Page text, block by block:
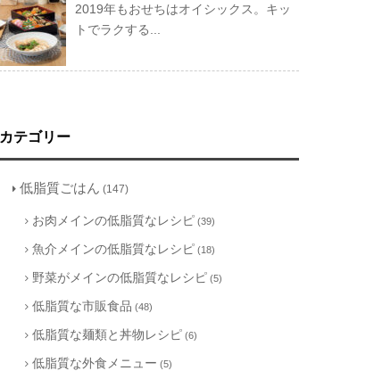
2019年もおせちはオイシックス。キッ
トでラクする...
カテゴリー
低脂質ごはん (147)
お肉メインの低脂質なレシピ (39)
魚介メインの低脂質なレシピ (18)
野菜がメインの低脂質なレシピ (5)
低脂質な市販食品 (48)
低脂質な麺類と丼物レシピ (6)
低脂質な外食メニュー (5)